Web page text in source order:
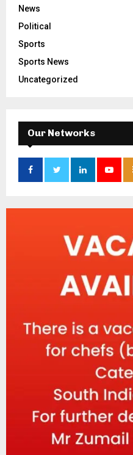
News
Political
Sports
Sports News
Uncategorized
Our Networks